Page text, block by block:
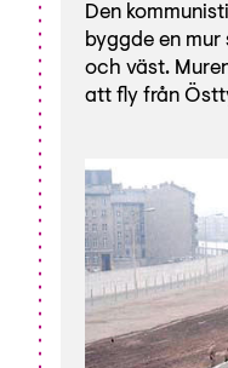
Den
byggde en
och väst.
att fly från